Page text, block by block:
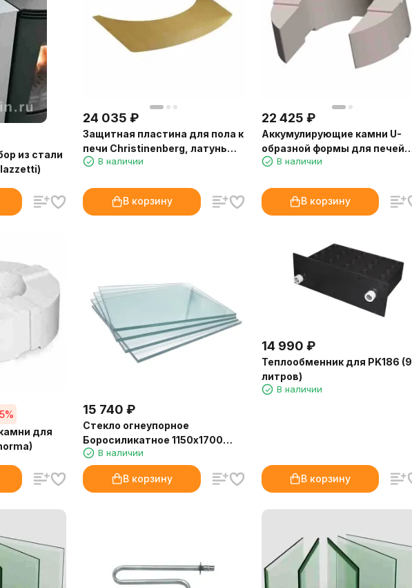
из стали
24 035 ₽
Защитная пластина для пола к
печи Christinenberg, латунь
(Keddy)
В наличии
В корзину
22 425 ₽
Аккумулирующие камни U-
образной формы для печей
(Thorma)
В наличии
В корзину
для
15 740 ₽
Стекло огнеупорное
Боросиликатное 1150х1700
(толщина 4 мм)
В наличии
В корзину
14 990 ₽
Теплообменник для PK186 (9
литров)
В наличии
В корзину